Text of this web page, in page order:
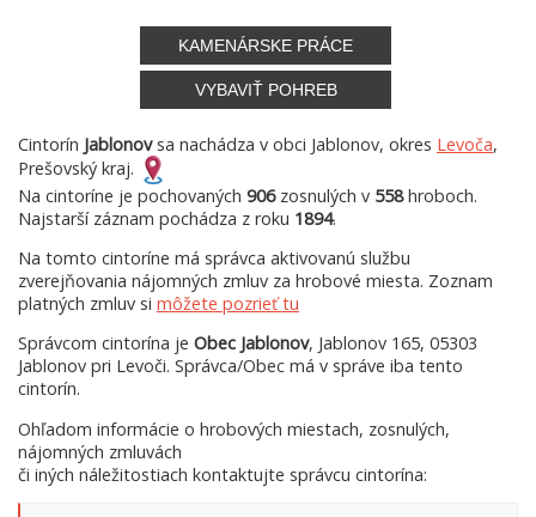
KAMENÁRSKE PRÁCE
VYBAVIŤ POHREB
Cintorín Jablonovsa nachádza v obci Jablonov, okres Levoča,
Prešovský kraj.
Na cintoríne je pochovaných 906zosnulých v 558hroboch.
Najstarší záznam pochádza z roku 1894.
Na tomto cintoríne má správca aktivovanú službu
zverejňovania nájomných zmluv za hrobové miesta. Zoznam
platných zmluv si môžete pozrieť tu
Správcom cintorína je Obec Jablonov, Jablonov 165, 05303
Jablonov pri Levoči. Správca/Obec má v správe iba tento
cintorín.
Ohľadom informácie o hrobových miestach, zosnulých,
nájomných zmluvách
či iných náležitostiach kontaktujte správcu cintorína: